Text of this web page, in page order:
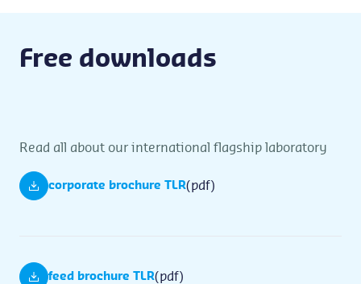
Free downloads
Read all about our international flagship laboratory
corporate brochure TLR(pdf)
feed brochure TLR(pdf)